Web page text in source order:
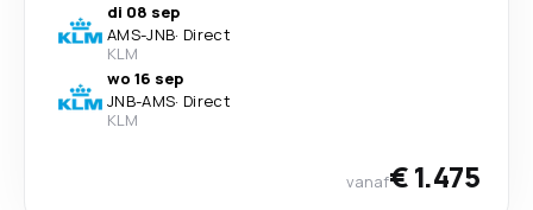
di 08 sep
AMS-JNB· Direct
KLM
wo 16 sep
JNB-AMS· Direct
KLM
vanaf€ 1.475